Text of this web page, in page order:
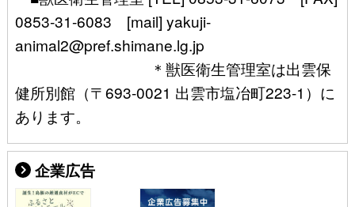
0853-31-6083 [mail] yakuji-
animal2@pref.shimane.lg.jp
＊獣医衛生管理室は出雲保
健所別館（〒693-0021 出雲市塩冶町223-1）に
あります。
企業広告